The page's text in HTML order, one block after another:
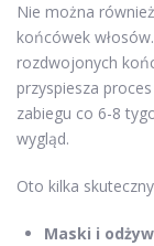
Nie można
końcówek
rozdwojonych
przyspiesza
zabiegu co 6-8
wygląd.
Oto kilka
Maski i